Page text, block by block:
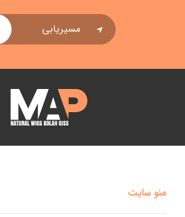
منو سایت
مسیریابی